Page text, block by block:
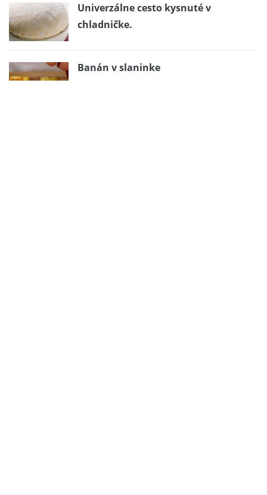
Univerzálne cesto kysnuté v
chladničke.
Banán v slaninke